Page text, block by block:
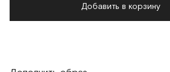
Добавить в корзину